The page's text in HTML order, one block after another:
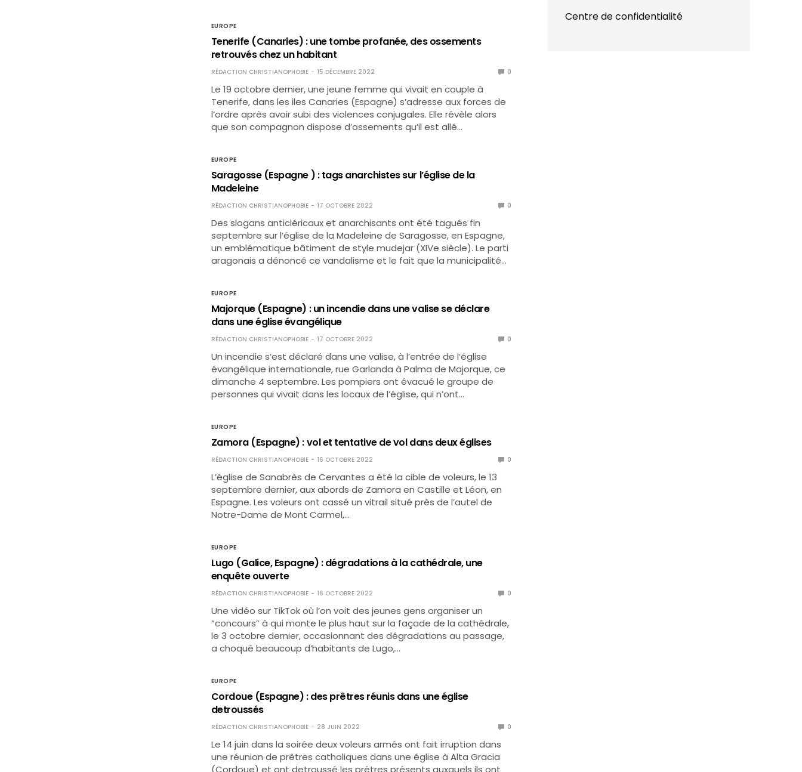
EUROPE
Tenerife (Canaries) : une tombe profanée, des ossements
retrouvés chez un habitant
RÉDACTION CHRISTIANOPHOBIE 15 DÉCEMBRE 2022 0
Le 19 octobre dernier, une jeune femme qui vivait en couple à
Tenerife, dans les iles Canaries (Espagne) s’adresse aux forces de
l’ordre après avoir subi des violences conjugales. Elle révèle alors
que son compagnon dispose d’ossements qu’il est allé…
EUROPE
Saragosse (Espagne ) : tags anarchistes sur l’église de la
Madeleine
RÉDACTION CHRISTIANOPHOBIE 17 OCTOBRE 2022 0
Des slogans anticléricaux et anarchisants ont été tagués fin
septembre sur l’église de la Madeleine de Saragosse, en Espagne,
un emblématique bâtiment de style mudejar (XIVe siècle). Le parti
aragonais a dénoncé ce vandalisme et le fait que la municipalité…
EUROPE
Majorque (Espagne) : un incendie dans une valise se déclare
dans une église évangélique
RÉDACTION CHRISTIANOPHOBIE 17 OCTOBRE 2022 0
Un incendie s’est déclaré dans une valise, à l’entrée de l’église
évangélique internationale, rue Garlanda à Palma de Majorque, ce
dimanche 4 septembre. Les pompiers ont évacué le groupe de
personnes qui vivait dans les locaux de l’église, qui n’ont…
EUROPE
Zamora (Espagne) : vol et tentative de vol dans deux églises
RÉDACTION CHRISTIANOPHOBIE 16 OCTOBRE 2022 0
L’église de Sanabrès de Cervantes a été la cible de voleurs, le 13
septembre dernier, aux abords de Zamora en Castille et Léon, en
Espagne. Les voleurs ont cassé un vitrail situé près de l’autel de
Notre-Dame de Mont Carmel,…
EUROPE
Lugo (Galice, Espagne) : dégradations à la cathédrale, une
enquête ouverte
RÉDACTION CHRISTIANOPHOBIE 16 OCTOBRE 2022 0
Une vidéo sur TikTok où l’on voit des jeunes gens organiser un
“concours” à qui monte le plus haut sur la façade de la cathédrale,
le 3 octobre dernier, occasionnant des dégradations au passage,
a choqué beaucoup d’habitants de Lugo,…
EUROPE
Cordoue (Espagne) : des prêtres réunis dans une église
detroussés
RÉDACTION CHRISTIANOPHOBIE 28 JUIN 2022 0
Le 14 juin dans la soirée deux voleurs armés ont fait irruption dans
une réunion de prêtres catholiques dans une église à Alta Gracia
(Cordoue) et ont detroussé les prêtres présents auxquels ils ont
Centre de confidentialité